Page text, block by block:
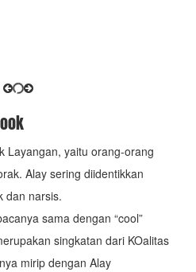
Layangan, yaitu orang-orang
Alay sering diidentikkan
dan narsis.
sama dengan “cool”
singkatan dari KOalitas
mirip dengan Alay